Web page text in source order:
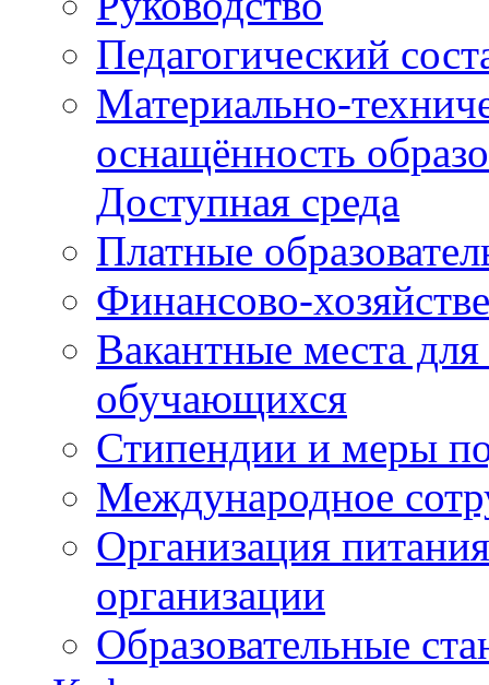
Педагогический
Материально-
оснащённость
Доступная среда
Платные
Финансово-
Вакантные места
обучающихся
Стипендии и меры
Международное
Организация
организации
Образовательные